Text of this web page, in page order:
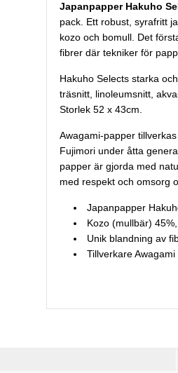
Japanpapper Hakuho
pack. Ett robust, syrafritt
kozo och bomull. Det
fibrer där tekniker för
Hakuho Selects starka
träsnitt, linoleumsnitt,
Storlek 52 x 43cm.
Awagami-papper
Fujimori under åtta
papper är gjorda med
med respekt och omsorg
Japanpapper
Kozo (mullbär)
Unik blandning av
Tillverkare Awagami